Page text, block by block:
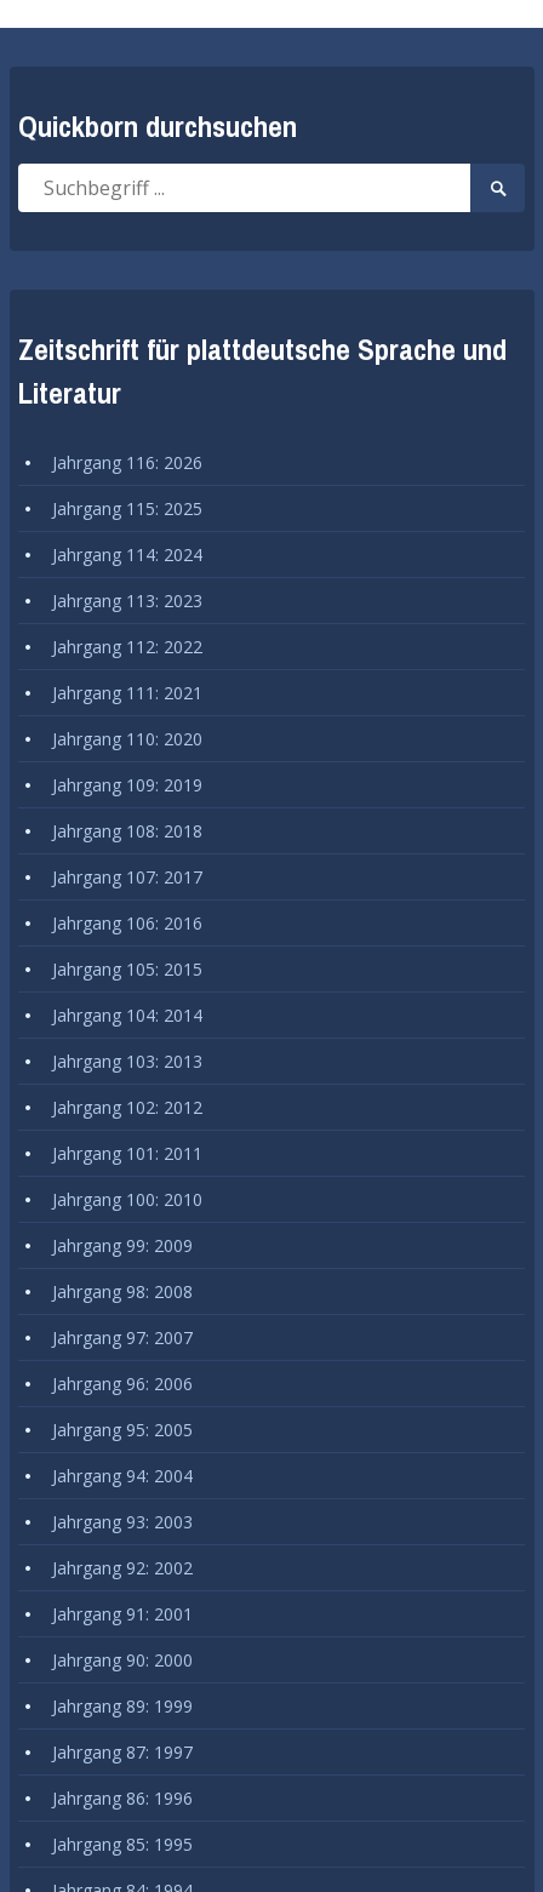
Quickborn durchsuchen
Suche
nach:
Suche
Zeitschrift für plattdeutsche Sprache und
Literatur
Jahrgang 116: 2026
Jahrgang 115: 2025
Jahrgang 114: 2024
Jahrgang 113: 2023
Jahrgang 112: 2022
Jahrgang 111: 2021
Jahrgang 110: 2020
Jahrgang 109: 2019
Jahrgang 108: 2018
Jahrgang 107: 2017
Jahrgang 106: 2016
Jahrgang 105: 2015
Jahrgang 104: 2014
Jahrgang 103: 2013
Jahrgang 102: 2012
Jahrgang 101: 2011
Jahrgang 100: 2010
Jahrgang 99: 2009
Jahrgang 98: 2008
Jahrgang 97: 2007
Jahrgang 96: 2006
Jahrgang 95: 2005
Jahrgang 94: 2004
Jahrgang 93: 2003
Jahrgang 92: 2002
Jahrgang 91: 2001
Jahrgang 90: 2000
Jahrgang 89: 1999
Jahrgang 87: 1997
Jahrgang 86: 1996
Jahrgang 85: 1995